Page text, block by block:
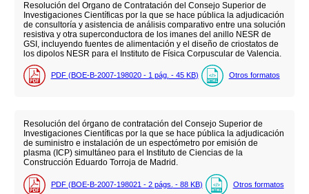
Resolución del Organo de Contratación del Consejo Superior de
Investigaciones Científicas por la que se hace pública la adjudicación
de consultoría y asistencia de análisis comparativo entre una solución
resistiva y otra superconductora de los imanes del anillo NESR de
GSI, incluyendo fuentes de alimentación y el diseño de criostatos de
los dipolos NESR para el Instituto de Física Corpuscular de Valencia.
PDF (BOE-B-2007-198020 - 1 pág. - 45 KB) Otros formatos
Resolución del órgano de contratación del Consejo Superior de
Investigaciones Científicas por la que se hace pública la adjudicación
de suministro e instalación de un espectómetro por emisión de
plasma (ICP) simultáneo para el Instituto de Ciencias de la
Construcción Eduardo Torroja de Madrid.
PDF (BOE-B-2007-198021 - 2 págs. - 88 KB) Otros formatos